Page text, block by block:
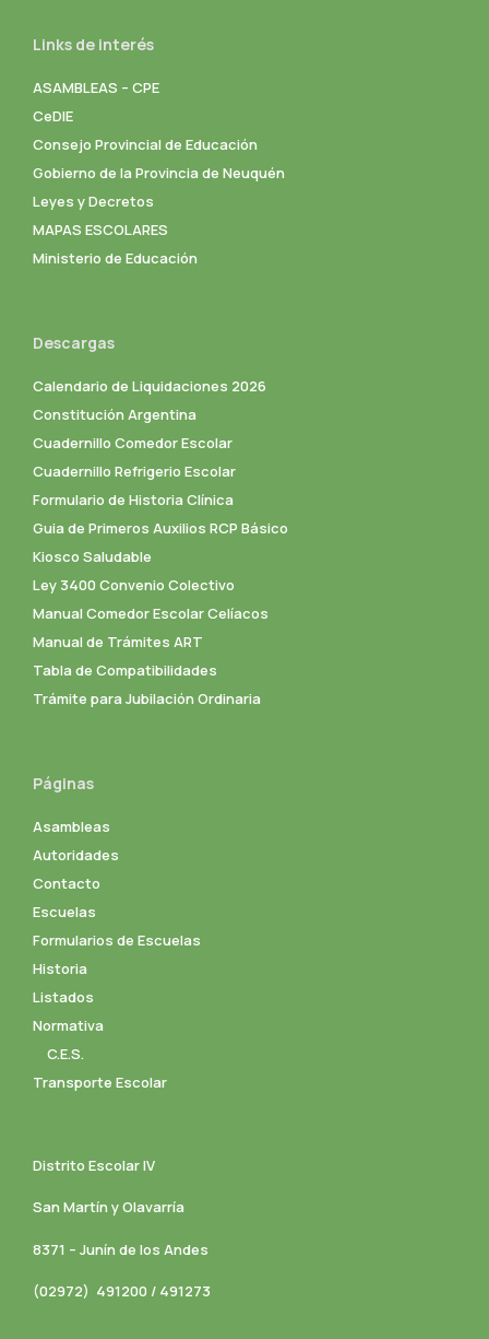
Links de interés
ASAMBLEAS – CPE
CeDIE
Consejo Provincial de Educación
Gobierno de la Provincia de Neuquén
Leyes y Decretos
MAPAS ESCOLARES
Ministerio de Educación
Descargas
Calendario de Liquidaciones 2026
Constitución Argentina
Cuadernillo Comedor Escolar
Cuadernillo Refrigerio Escolar
Formulario de Historia Clínica
Guia de Primeros Auxilios RCP Básico
Kiosco Saludable
Ley 3400 Convenio Colectivo
Manual Comedor Escolar Celíacos
Manual de Trámites ART
Tabla de Compatibilidades
Trámite para Jubilación Ordinaria
Páginas
Asambleas
Autoridades
Contacto
Escuelas
Formularios de Escuelas
Historia
Listados
Normativa
C.E.S.
Transporte Escolar
Distrito Escolar IV
San Martín y Olavarría
8371 – Junín de los Andes
(02972) 491200 / 491273